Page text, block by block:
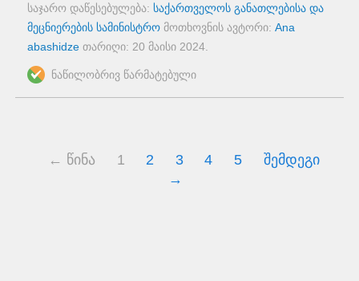
საჯარო დაწესებულება: საქართველოს განათლებისა და
მეცნიერების სამინისტრო მოთხოვნის ავტორი: Ana
abashidze თარიღი: 20 მაისი 2024
ნაწილობრივ წარმატებული
← წინა 1 2 3 4 5
შემდეგი
→